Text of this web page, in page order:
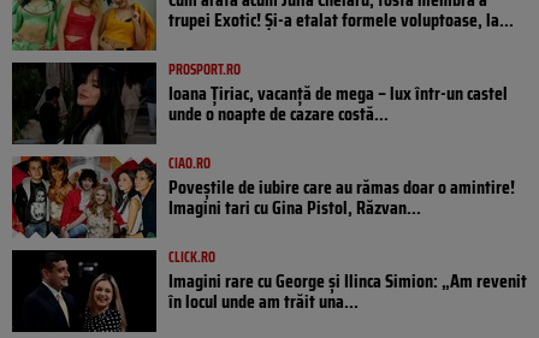
trupei Exotic! Și-a etalat formele voluptoase, la...
PROSPORT.RO
Ioana Țiriac, vacanță de mega – lux într-un castel
unde o noapte de cazare costă...
CIAO.RO
Poveştile de iubire care au rămas doar o amintire!
Imagini tari cu Gina Pistol, Răzvan...
CLICK.RO
Imagini rare cu George și Ilinca Simion: „Am revenit
în locul unde am trăit una...